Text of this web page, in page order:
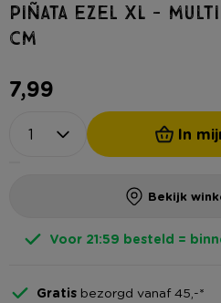
Piñata ezel XL -
cm
7,99
In
Bekijk
Voor 21:59 besteld =
Gratis bezorgd vanaf 45,-*